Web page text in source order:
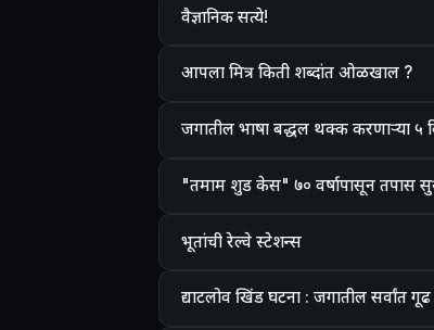
वैज्ञानिक सत्ये!
आपला मित्र किती शब्दांत ओळखाल ?
जगातील भाषा बद्धल थक्क करणाऱ्या ५
"तमाम शुड केस" ७० वर्षापासून तपास
भूतांची रेल्वे स्टेशन्स
द्याटलोव खिंड घटना : जगातील सर्वांत